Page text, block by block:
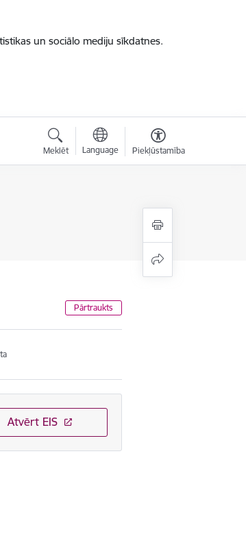
un sociālo mediju sīkdatnes.
Meklēt Language Piekļūstamība
Pārtraukts
Atvērt EIS